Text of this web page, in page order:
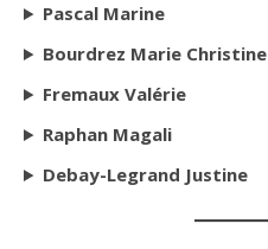
Pascal Marine
Bourdrez Marie Christine
Fremaux Valérie
Raphan Magali
Debay-Legrand Justine